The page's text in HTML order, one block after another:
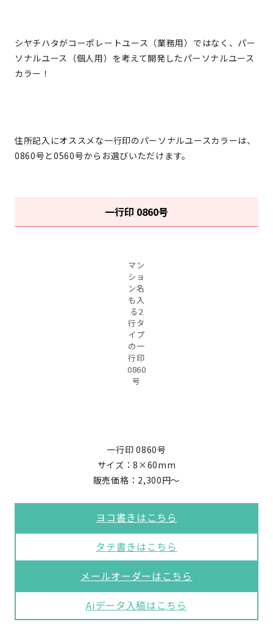
シヤチハタがコーポレートユース（業務用）ではなく、パー
ソナルユース（個人用）を考えて開発したパーソナルユース
カラー！
住所記入にオススメな一行印のパーソナルユースカラーは、
0860号と0560号からお選びいただけます。
一行印 0860号
マン
ショ
ン名
も入
る2
行タ
イプ
の一
行印
0860
号
一行印 0860号
サイズ：8×60mm
販売価格：2,300円～
ヨコ書きはこちら
タテ書きはこちら
メールオーダーはこちら
Aiデータ入稿はこちら